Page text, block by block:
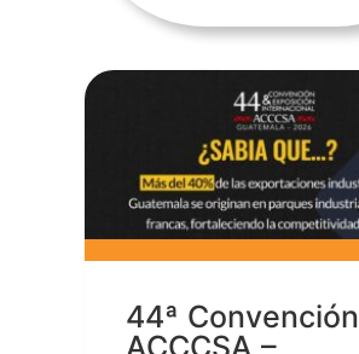
44ª Convención